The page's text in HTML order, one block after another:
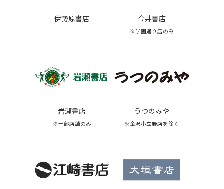
伊勢原書店 今井書店
※学園通り店のみ
岩瀬書店
※一部店舗のみ
うつのみや
※金沢小立野店を除く